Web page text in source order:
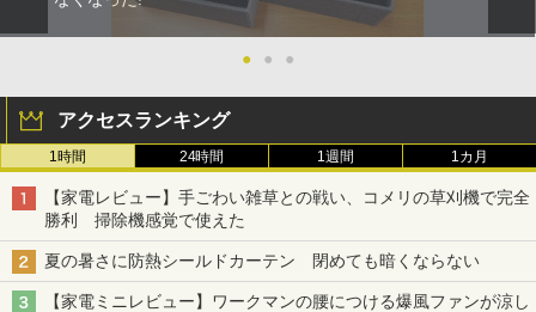
● ● ●
アクセスランキング
1時間 24時間 1週間 1カ月
【家電レビュー】手ごわい雑草との戦い、コメリの草刈機で完全
勝利 掃除機感覚で使えた
夏の暑さに防熱シールドカーテン 閉めても暗くならない
【家電ミニレビュー】ワークマンの腰につける爆風ファンが涼し